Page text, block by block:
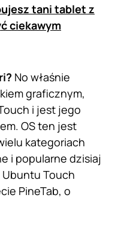
tani tablet z
ciekawym
No właśnie
graficznym,
i jest jego
OS ten jest
kategoriach
i popularne dzisiaj
Ubuntu Touch
PineTab, o